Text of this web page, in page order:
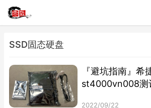
SSD固态硬盘
『避坑指南』希
st4000vn008测
2022/09/22